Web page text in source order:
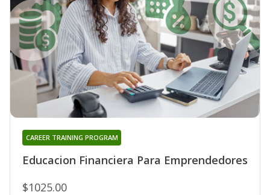
Educacion Financiera Para Emprendedores
CAREER TRAINING PROGRAM
$1025.00